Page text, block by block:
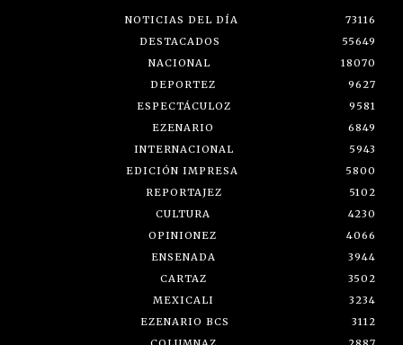
NOTICIAS DEL DÍA
73116
DESTACADOS
55649
NACIONAL
18070
DEPORTEZ
9627
ESPECTÁCULOZ
9581
EZENARIO
6849
INTERNACIONAL
5943
EDICIÓN IMPRESA
5800
REPORTAJEZ
5102
CULTURA
4230
OPINIONEZ
4066
ENSENADA
3944
CARTAZ
3502
MEXICALI
3234
EZENARIO BCS
3112